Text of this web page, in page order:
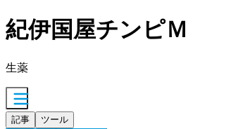
紀伊国屋チンピＭ
生薬
記事 ツール